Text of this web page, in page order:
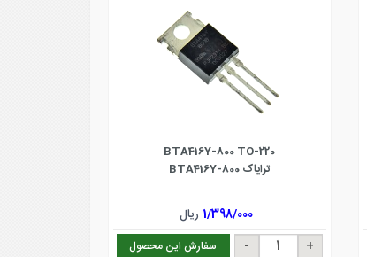
BTA416Y-800 TO-220
ترایاک BTA416Y-800
1/398/000 ریال
سفارش این محصول